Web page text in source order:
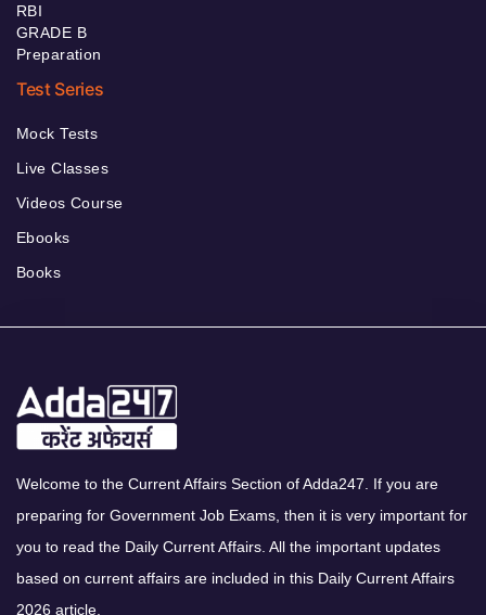
RBI
GRADE B
Preparation
Test Series
Mock Tests
Live Classes
Videos Course
Ebooks
Books
Welcome to the Current Affairs Section of Adda247. If you are
preparing for Government Job Exams, then it is very important for
you to read the Daily Current Affairs. All the important updates
based on current affairs are included in this Daily Current Affairs
2026 article.